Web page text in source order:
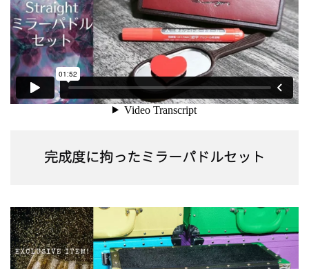
完成度に拘ったミラーパドルセット